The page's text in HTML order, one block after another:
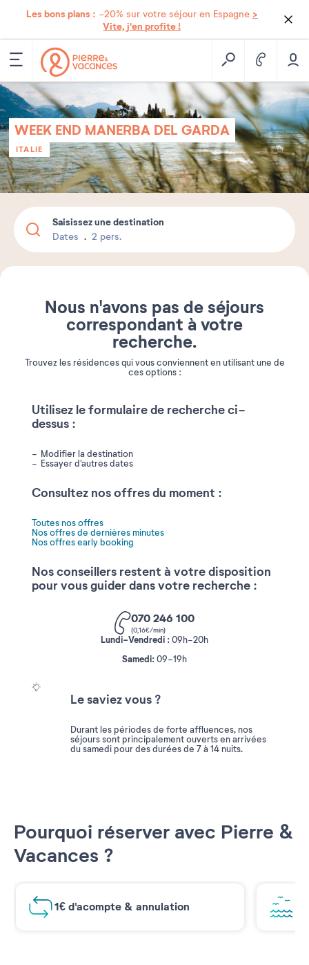
Les bons plans : -20% sur votre séjour en Espagne >
Vite, j'en profite !
WEEK END MANERBA DEL GARDA
ITALIE
Saisissez une destination
Dates 2 pers.
Nous n'avons pas de séjours
correspondant à votre
recherche.
Trouvez les résidences qui vous conviennent en utilisant une de
ces options :
Utilisez le formulaire de recherche ci-
dessus :
Modifier la destination
Essayer d'autres dates
Consultez nos offres du moment :
Toutes nos offres
Nos offres de dernières minutes
Nos offres early booking
Nos conseillers restent à votre disposition
pour vous guider dans votre recherche :
070 246 100
(0,16€/min)
Lundi-Vendredi :09h-20h
Samedi:09-19h
Le saviez vous ?
Durant les périodes de forte affluences, nos
séjours sont principalement ouverts en arrivées
du samedi pour des durées de 7 à 14 nuits.
Pourquoi réserver avec Pierre &
Vacances ?
1€ d'acompte & annulation